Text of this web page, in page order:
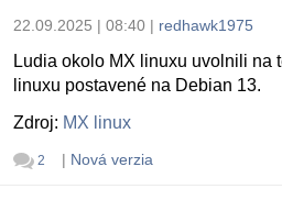
22.09.2025 | 08:40 | redhawk1975
Ludia okolo MX linuxu uvolnili na
linuxu postavené na Debian 13.
Zdroj: MX linux
2 | Nová verzia